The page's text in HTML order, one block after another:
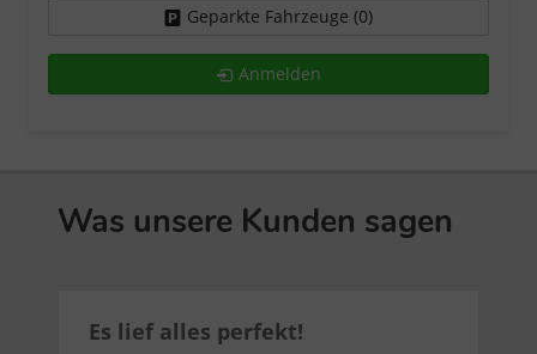
Geparkte Fahrzeuge (0)
Anmelden
Was unsere Kunden sagen
Es lief alles perfekt!